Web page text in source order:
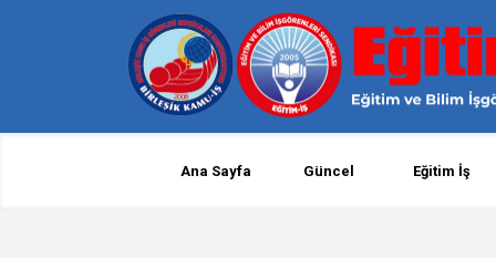
Ana Sayfa Güncel Eğitim İş